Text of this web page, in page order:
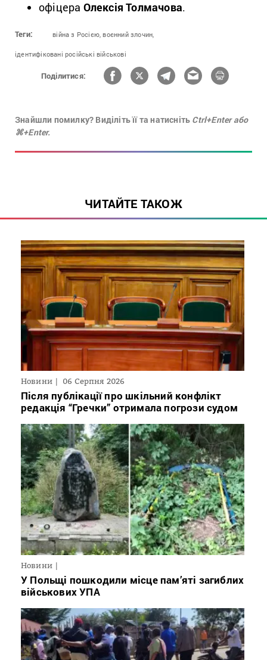
офіцера Олексія Толмачова.
Теги: війна з Росією, воєнний злочин,
ідентифіковані російські військові
Поділитися:
Знайшли помилку? Виділіть її та натисніть Ctrl+Enter або
⌘+Enter.
ЧИТАЙТЕ ТАКОЖ
Новини 06 Серпня 2026
Після публікації про шкільний конфлікт
редакція “Гречки” отримала погрози судом
Новини
У Польщі пошкодили місце пам’яті загиблих
військових УПА